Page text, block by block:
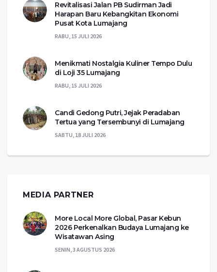
Revitalisasi Jalan PB Sudirman Jadi
Harapan Baru Kebangkitan Ekonomi
Pusat Kota Lumajang
RABU, 15 JULI 2026
Menikmati Nostalgia Kuliner Tempo Dulu
di Loji 35 Lumajang
RABU, 15 JULI 2026
Candi Gedong Putri, Jejak Peradaban
Tertua yang Tersembunyi di Lumajang
SABTU, 18 JULI 2026
MEDIA PARTNER
More Local More Global, Pasar Kebun
2026 Perkenalkan Budaya Lumajang ke
Wisatawan Asing
SENIN, 3 AGUSTUS 2026